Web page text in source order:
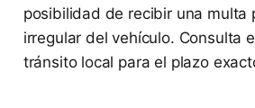
posibilidad de recibir una multa
irregular del vehículo. Consulta
tránsito local para el plazo